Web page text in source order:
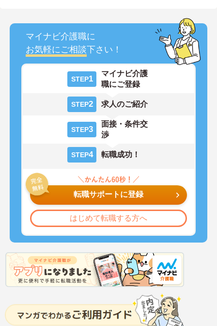
マイナビ介護職に
お気軽にご相談下さい！
STEP1
マイナビ介護
職にご登録
STEP2 求人のご紹介
STEP3
面接・条件交
渉
STEP4 転職成功！
転職サポートに登録
はじめて転職する方へ